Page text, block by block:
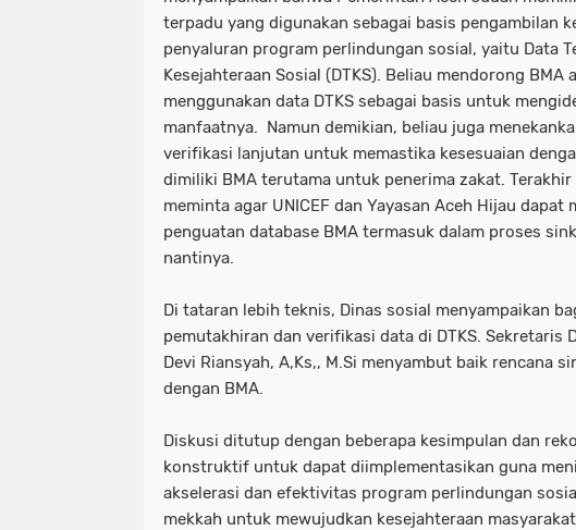
terpadu yang digunakan sebagai basis pengambilan
penyaluran program perlindungan sosial, yaitu Data
Kesejahteraan Sosial (DTKS). Beliau mendorong BMA
menggunakan data DTKS sebagai basis untuk
manfaatnya. Namun demikian, beliau juga
verifikasi lanjutan untuk memastika kesesuaian
dimiliki BMA terutama untuk penerima zakat. Terakhir
meminta agar UNICEF dan Yayasan Aceh Hijau dapat
penguatan database BMA termasuk dalam proses
nantinya.
Di tataran lebih teknis, Dinas sosial menyampaikan
pemutakhiran dan verifikasi data di DTKS. Sekretaris
Devi Riansyah, A,Ks,, M.Si menyambut baik rencana
dengan BMA.
Diskusi ditutup dengan beberapa kesimpulan dan
konstruktif untuk dapat diimplementasikan guna
akselerasi dan efektivitas program perlindungan
mekkah untuk mewujudkan kesejahteraan